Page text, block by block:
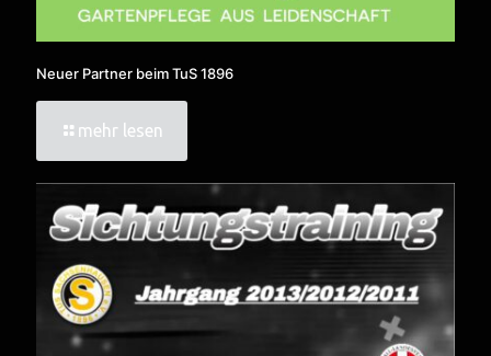
Neuer Partner beim TuS 1896
mehr lesen